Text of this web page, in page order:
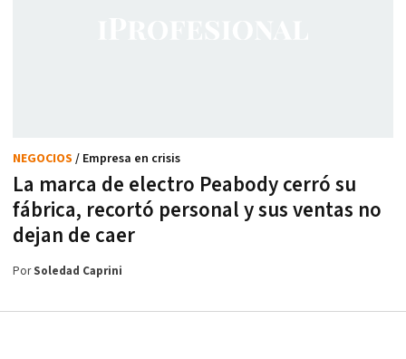
La marca de electro Peabody cerró su
fábrica, recortó personal y sus ventas no
dejan de caer
NEGOCIOS / Empresa en crisis
PorSoledad Caprini